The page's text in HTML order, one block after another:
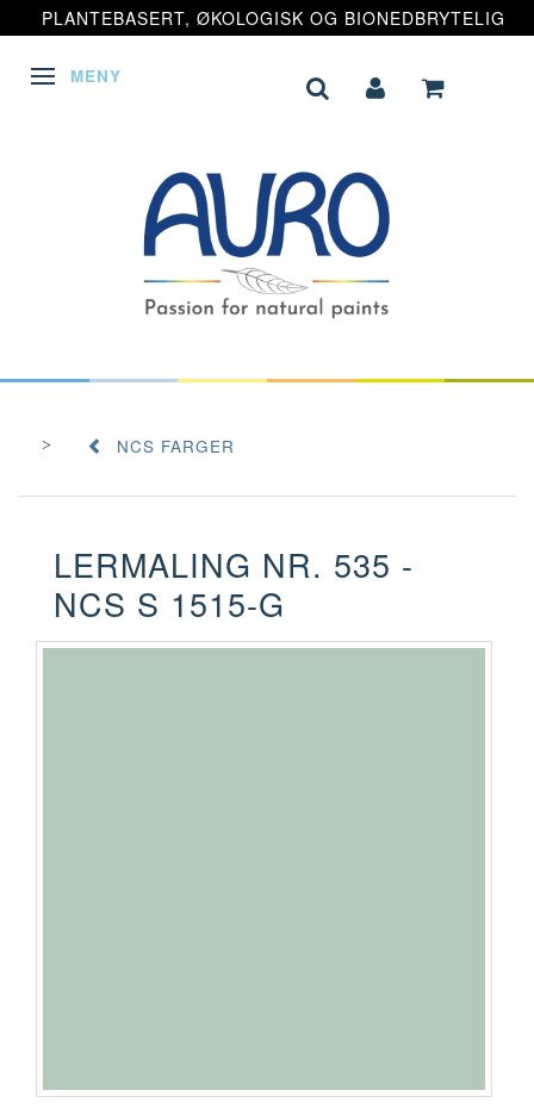
PLANTEBASERT, ØKOLOGISK OG BIONEDBRYTELIG
VEKSLE NAVIGASJON
MENY
NCS FARGER
LERMALING NR. 535 -
NCS S 1515-G